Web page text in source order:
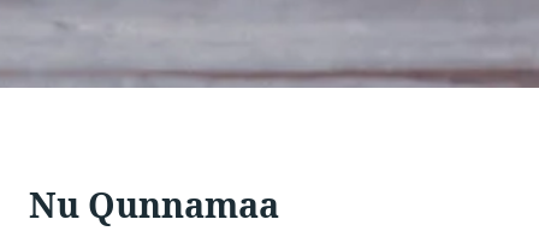
Nu Qunnamaa